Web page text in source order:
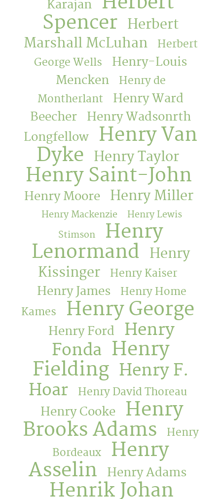
Karajan
Spencer
Herbert
Marshall McLuhan
Herbert
George Wells
Henry-Louis
Mencken
Henry de
Montherlant
Henry Ward
Beecher
Henry Wadsonrth
Longfellow
Henry Van
Dyke
Henry Taylor
Henry Saint-John
Henry Moore Henry Miller
Henry Mackenzie
Henry Lewis
Stimson
Henry
Lenormand
Henry
Kissinger
Henry Kaiser
Henry James
Henry Home
Kames
Henry George
Henry Ford
Henry
Fonda Henry
Fielding Henry F.
Hoar
Henry David Thoreau
Henry Cooke
Henry
Brooks Adams
Henry
Bordeaux
Henry
Asselin
Henry Adams
Henrik Johan